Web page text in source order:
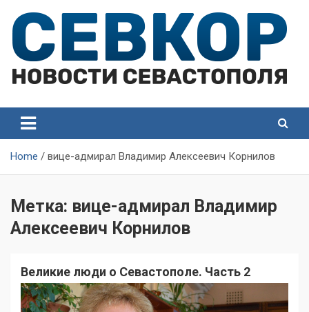
content
Севастополя
Севастополя
Home вице-адмирал Владимир Алексеевич Корнилов
Метка: вице-адмирал Владимир
Алексеевич Корнилов
Великие люди о Севастополе. Часть 2